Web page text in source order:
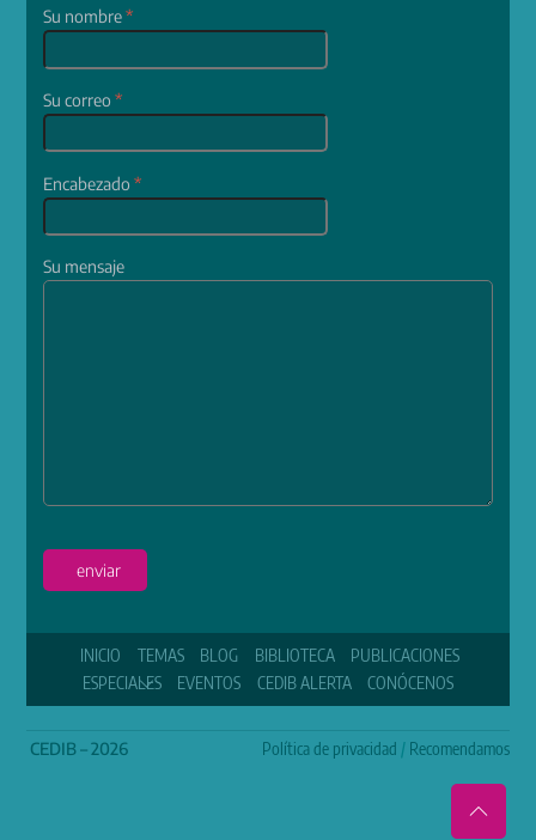
Su nombre*
Su correo*
Encabezado*
Su mensaje
enviar
INICIO TEMAS BLOG BIBLIOTECA
PUBLICACIONES
ESPECIALES
EVENTOS CEDIB ALERTA CONÓCENOS
CEDIB – 2026 Política de privacidad / Recomendamos